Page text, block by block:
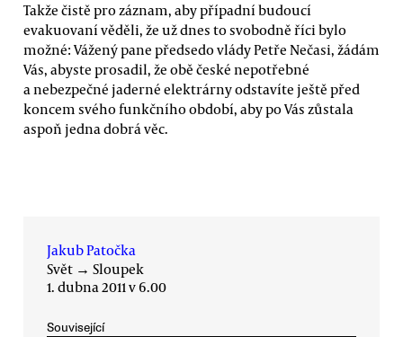
Takže čistě pro záznam, aby případní budoucí
evakuovaní věděli, že už dnes to svobodně říci bylo
možné: Vážený pane předsedo vlády Petře Nečasi, žádám
Vás, abyste prosadil, že obě české nepotřebné
a nebezpečné jaderné elektrárny odstavíte ještě před
koncem svého funkčního období, aby po Vás zůstala
aspoň jedna dobrá věc.
Jakub Patočka
Svět → Sloupek
1. dubna 2011 v 6.00
Související